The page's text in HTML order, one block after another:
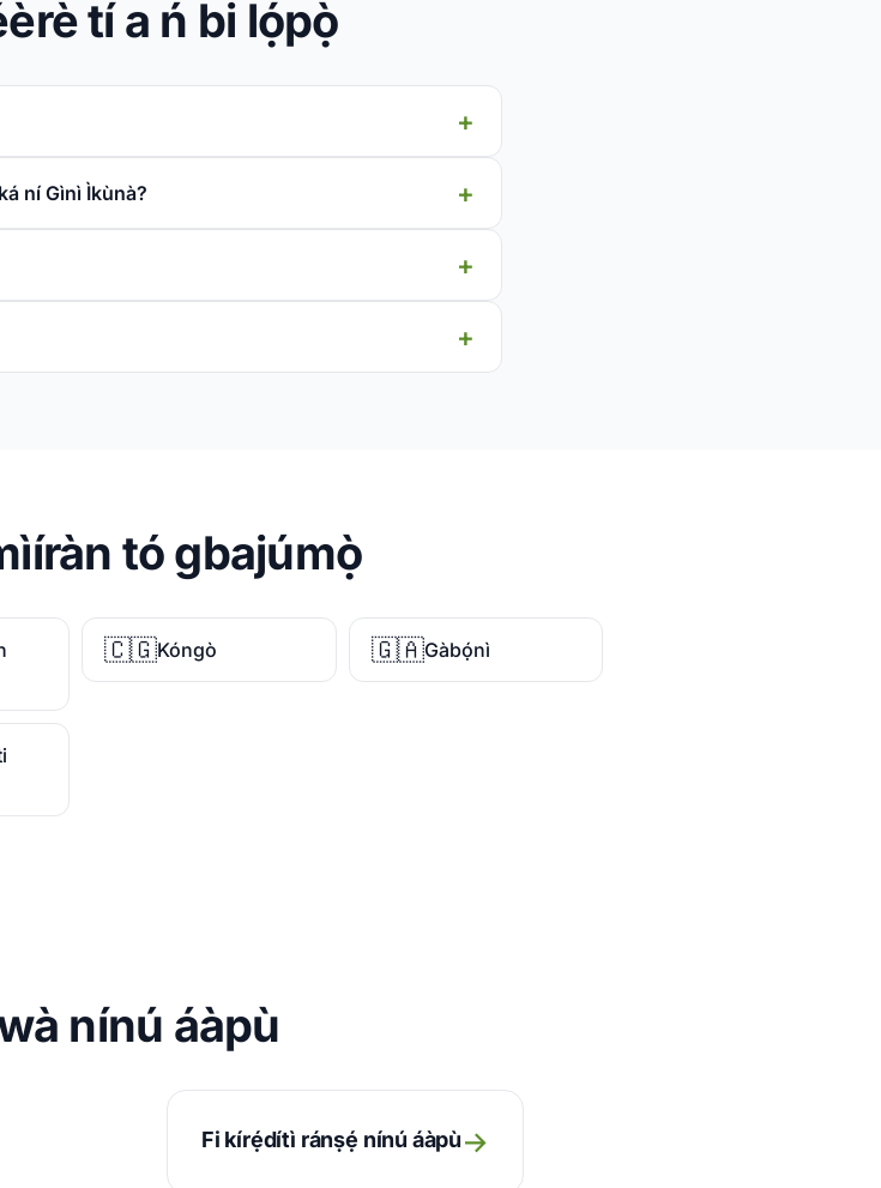
tí a ń bi lọ́pọ̀
ní Gìnì Ìkùnà?
tó gbajúmọ̀
🇨🇬Kóngò 🇬🇦Gàbọ́nì
nínú áàpù
Fi kírẹ́dítì ránṣẹ́ nínú áàpù→